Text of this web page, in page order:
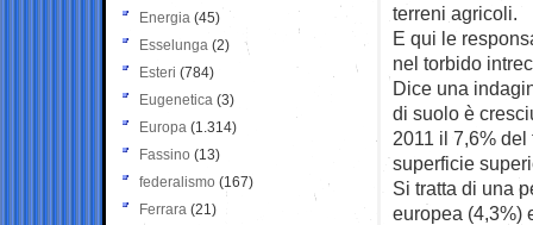
terreni agricoli.
E qui le
nel torbido
Dice una
di suolo è
2011 il 7,6%
superficie
Si tratta di una
europea (4,3%)
Energia (45)
Esselunga (2)
Esteri (784)
Eugenetica (3)
Europa (1.314)
Fassino (13)
federalismo (167)
Ferrara (21)